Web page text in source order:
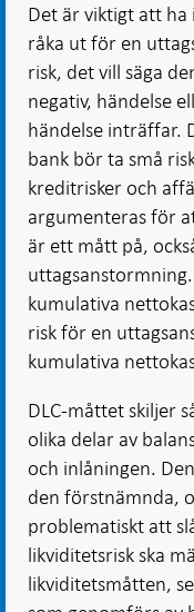
Det är viktigt att
råka ut för en
risk, det vill säga
negativ, händelse
händelse inträffar.
bank bör ta små
kreditrisker och
argumenteras för
är ett mått på,
kumulativa
risk för en
kumulativa
DLC-måttet skiljer
olika delar av
och inlåningen.
den förstnämnda,
problematiskt att
likviditetsrisk ska
likviditetsmåtten,